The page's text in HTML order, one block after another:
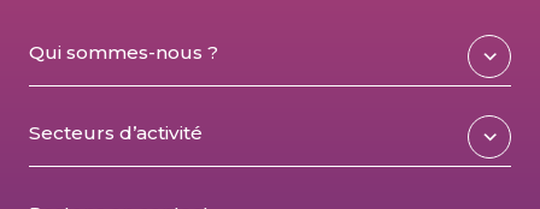
Qui sommes-nous ?
Secteurs d’activité